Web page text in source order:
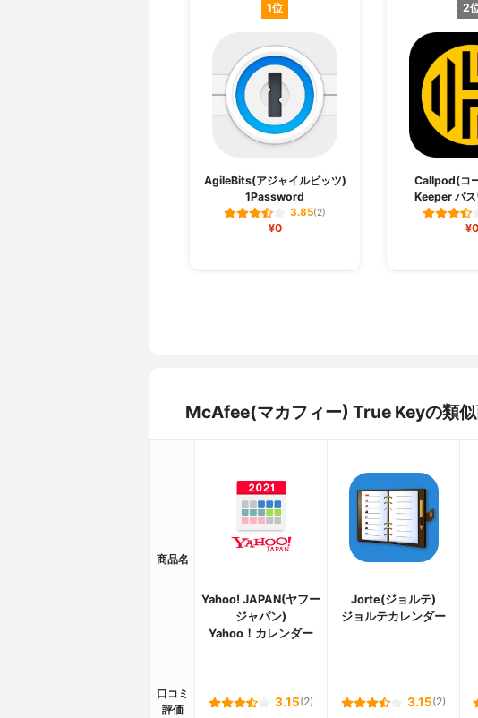
1位
AgileBits(アジャイルビッツ)
1Password
3.85(2)
¥0
2
Callpod(コ
Keeper パス
¥0
McAfee(マカフィー) True Keyの類
商品名
Yahoo! JAPAN(ヤフー
ジャパン)
Yahoo！カレンダー
Jorte(ジョルテ)
ジョルテカレンダー
口コミ
評価
3.15(2) 3.15(2)